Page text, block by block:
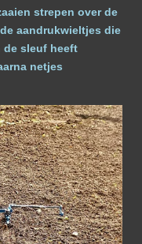
strepen over de
aandrukwieltjes die
de sleuf heeft
netjes